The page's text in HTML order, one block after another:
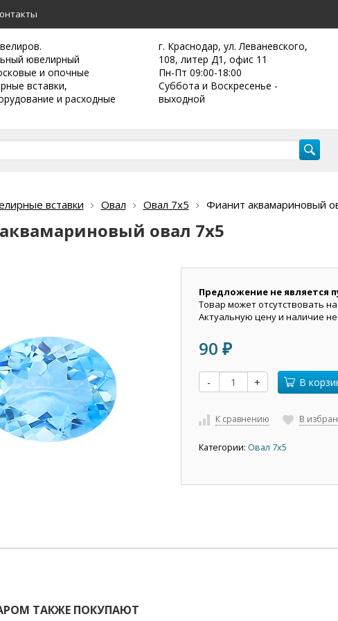
ювелирный
и опочные
вставки,
и расходные
г. Краснодар, ул. Леваневского,
108, литер Д1, офис 11
Пн-Пт 09:00-18:00
Суббота и Воскресенье -
выходной
вставки Овал Овал 7х5 Фианит аквамариновый
овал 7х5
Предложение не является
Товар может отсутствовать
Актуальную цену и наличие
90 ₽
- + В
К сравнению В
Категории: Овал 7х5
ТАКЖЕ ПОКУПАЮТ